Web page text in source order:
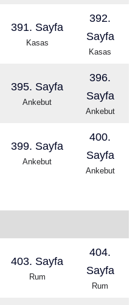
391. Sayfa
Kasas
392.
Sayfa
Kasas
395. Sayfa
Ankebut
396.
Sayfa
Ankebut
399. Sayfa
Ankebut
400.
Sayfa
Ankebut
403. Sayfa
Rum
404.
Sayfa
Rum